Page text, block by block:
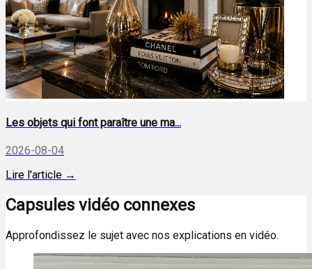
Les objets qui font paraître une ma...
2026-08-04
Lire l'article →
Capsules vidéo connexes
Approfondissez le sujet avec nos explications en vidéo.